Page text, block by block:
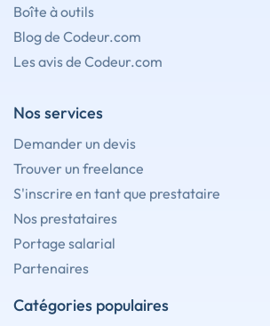
Boîte à outils
Blog de Codeur.com
Les avis de Codeur.com
Nos services
Demander un devis
Trouver un freelance
S'inscrire en tant que prestataire
Nos prestataires
Portage salarial
Partenaires
Catégories populaires